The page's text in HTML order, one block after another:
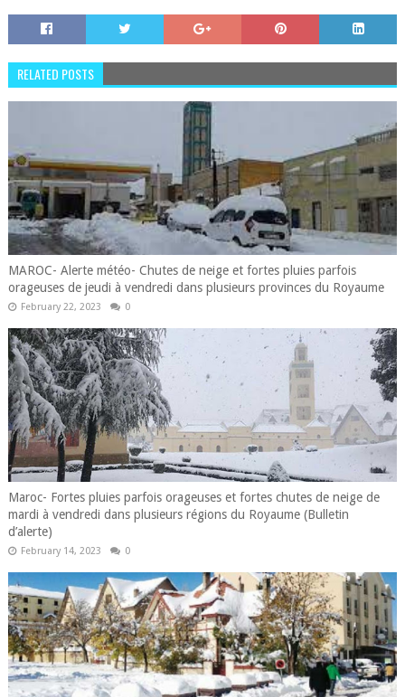
RELATED POSTS
MAROC- Alerte météo- Chutes de neige et fortes pluies parfois
orageuses de jeudi à vendredi dans plusieurs provinces du Royaume
February 22, 2023 0
Maroc- Fortes pluies parfois orageuses et fortes chutes de neige de
mardi à vendredi dans plusieurs régions du Royaume (Bulletin
d’alerte)
February 14, 2023 0